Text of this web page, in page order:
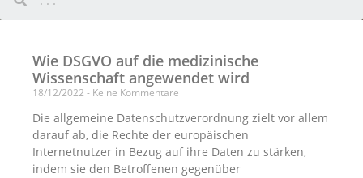
Wie DSGVO auf die medizinische
Wissenschaft angewendet wird
18/12/2022 Keine Kommentare
Die allgemeine Datenschutzverordnung zielt vor allem
darauf ab, die Rechte der europäischen
Internetnutzer in Bezug auf ihre Daten zu stärken,
indem sie den Betroffenen gegenüber